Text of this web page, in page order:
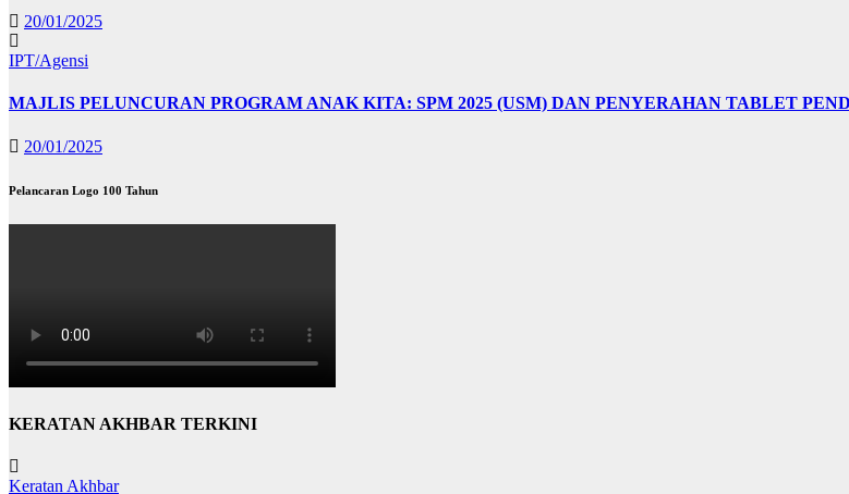
20/01/2025
IPT/Agensi
MAJLIS PELUNCURAN PROGRAM ANAK KITA: SPM 2025 (USM) DAN PENYERAHAN TABLET
20/01/2025
Pelancaran Logo 100 Tahun
KERATAN AKHBAR TERKINI
Keratan Akhbar